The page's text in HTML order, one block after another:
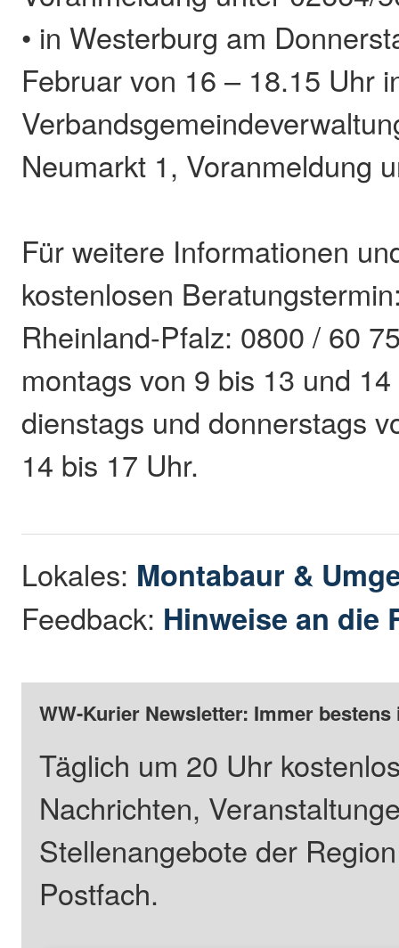
• in Westerburg am
Februar von 16 – 18.15 Uhr
Neumarkt 1, Voranmeldung
Für weitere Informationen
kostenlosen
Rheinland-Pfalz: 0800 / 60
montags von 9 bis 13 und
dienstags und donnerstags
14 bis 17 Uhr.
Lokales: Montabaur &
Feedback: Hinweise an die
WW-Kurier Newsletter: Immer
Täglich um 20 Uhr
Nachrichten,
Stellenangebote der
Postfach.